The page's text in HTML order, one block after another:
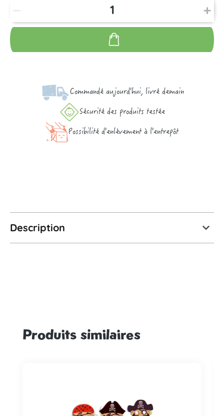
Commandé aujourd'hui, livré demain
Sécurité des produits testée
Possibilité d'enlèvement à l'entrepôt
Description
Ignorer la galerie de produits
Produits similaires